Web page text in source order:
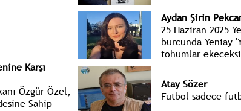
Karşı
Özgür Özel,
Sahip
Aydan Şirin
25 Haziran 2025
burcunda Yeniay
tohumlar
Atay Sözer
Futbol sadece